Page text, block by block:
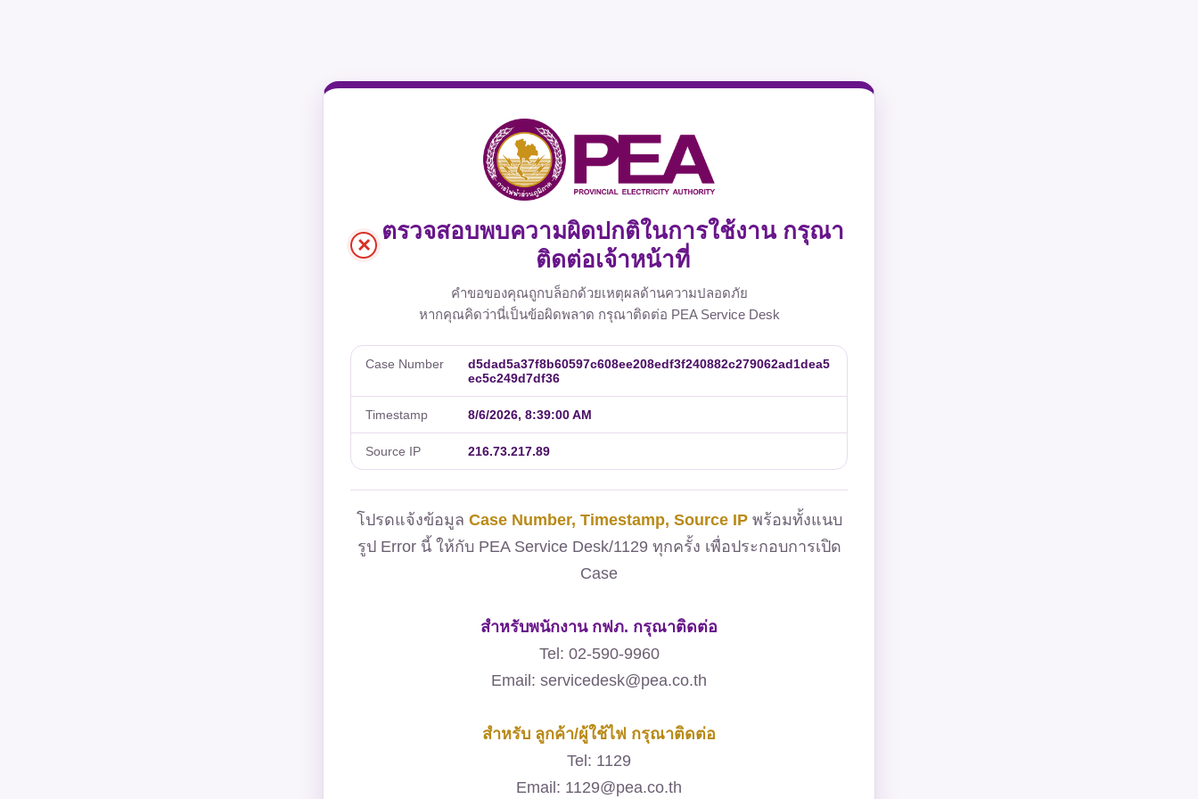
×
ตรวจสอบพบความผิดปกติในการใช้งาน กรุณา
ติดต่อเจ้าหน้าที่
คำขอของคุณถูกบล็อกด้วยเหตุผลด้านความปลอดภัย
หากคุณคิดว่านี่เป็นข้อผิดพลาด กรุณาติดต่อ PEA Service Desk
Case Number
d5dad5a37f8b60597c608ee208edf3f240882c279062ad1dea5
ec5c249d7df36
Timestamp 8/6/2026, 8:39:00 AM
Source IP 216.73.217.89
โปรดแจ้งข้อมูล Case Number, Timestamp, Source IPพร้อมทั้งแนบ
รูป Error นี้ ให้กับ PEA Service Desk/1129 ทุกครั้ง เพื่อประกอบการเปิด
Case
สำหรับพนักงาน กฟภ. กรุณาติดต่อ
Tel: 02-590-9960
Email: servicedesk@pea.co.th
สำหรับ ลูกค้า/ผู้ใช้ไฟ กรุณาติดต่อ
Tel: 1129
Email: 1129@pea.co.th